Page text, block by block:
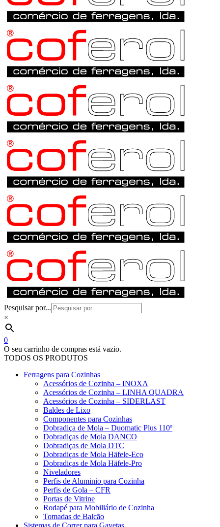
Pesquisar por...
×
0
O seu carrinho de compras está vazio.
TODOS OS PRODUTOS
Ferragens para Cozinhas
Acessórios de Cozinha – INOXA
Acessórios de Cozinha – LINHA QUADRA
Acessórios de Cozinha – SIDERLAST
Baldes de Lixo
Componentes para Cozinhas
Dobradiça de Mola – Duomatic Plus 110º
Dobradiças de Mola DANCO
Dobradiças de Mola DTC
Dobradiças de Mola Häfele-Eco
Dobradiças de Mola Häfele-Pro
Niveladores
Perfis de Aluminio para Cozinha
Perfis de Gola – CFR
Portas de Vitrine
Rodapé para Mobiliário de Cozinha
Tomadas de Balcão